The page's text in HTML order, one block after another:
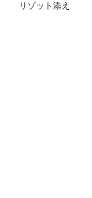
リゾット添え